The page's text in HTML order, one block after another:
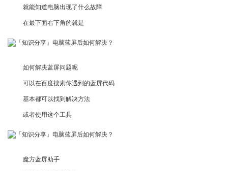
就能知道电脑出现了什么故障
在最下面右下角的就是
如何解决蓝屏问题呢
可以在百度搜索你遇到的蓝屏代码
基本都可以找到解决方法
或者使用这个工具
​魔方蓝屏助手